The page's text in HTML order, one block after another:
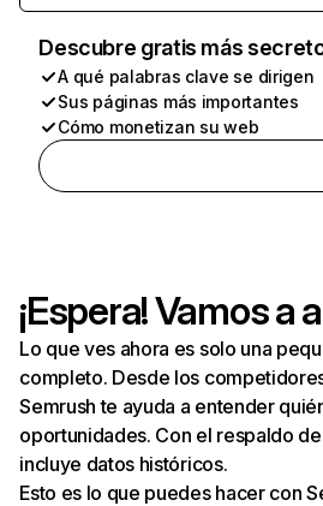
Descubre gratis más
A qué palabras clave se dirigen
Sus páginas más importantes
Cómo monetizan su web
¡Espera! Vamos a
Lo que ves ahora es solo una
completo. Desde los
Semrush te ayuda a entender
oportunidades. Con el respaldo
incluye datos históricos.
Esto es lo que puedes hacer con